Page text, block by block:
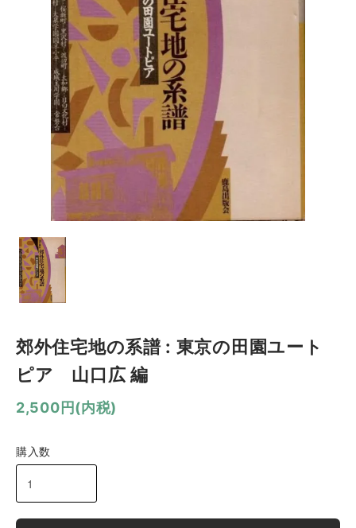
郊外住宅地の系譜 : 東京の田園ユート
ピア 山口広 編
2,500円(内税)
購入数